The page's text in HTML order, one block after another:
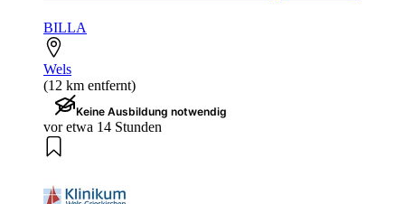
BILLA
Wels
(12 km entfernt)
Keine Ausbildung notwendig
vor etwa 14 Stunden